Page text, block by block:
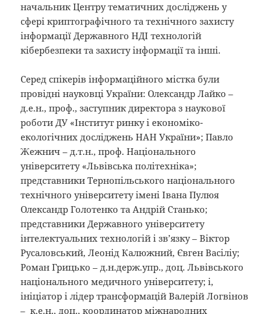
начальник Центру тематичних досліджень у
сфері криптографічного та технічного захисту
інформації Державного НДІ технологій
кібербезпеки та захисту інформації та інші.
Серед спікерів інформаційного містка були
провідні науковці України: Олександр Лайко –
д.е.н., проф., заступник директора з наукової
роботи ДУ «Інститут ринку і економіко-
екологічних досліджень НАН України»; Павло
Жежнич – д.т.н., проф. Національного
університету «Львівська політехніка»;
представники Тернопільського національного
технічного університету імені Івана Пулюя
Олександр Голотенко та Андрій Станько;
представники Державного університету
інтелектуальних технологій і зв’язку – Віктор
Русаловський, Леонід Калюжний, Євген Васіліу;
Роман Грицько – д.н.держ.упр., доц. Львівського
національного медичного університету; і,
ініціатор і лідер трансформацій Валерій Логвінов
– к.е.н., доц., координатор міжнародних